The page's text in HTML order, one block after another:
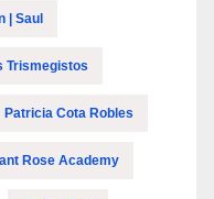
| Saul
Trismegistos
Patricia Cota Robles
Rose Academy